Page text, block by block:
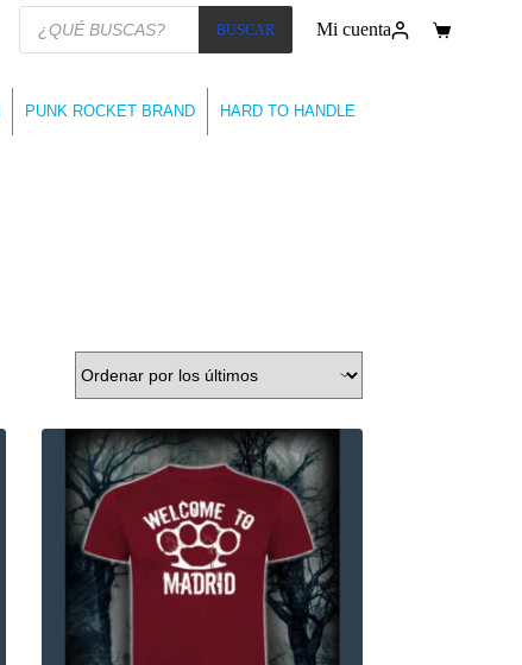
Búsqueda
productos
BUSCAR Mi cuenta
Carro
PUNK ROCKET BRAND HARD TO HANDLE